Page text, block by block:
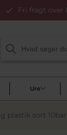
Fri fragt over
Ure
plastik sort